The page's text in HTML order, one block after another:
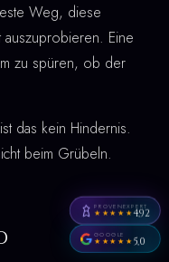
Weg, diese
Eine
zu spüren, ob der
das kein Hindernis.
beim Grübeln.
PROVENEXPERT
★★★★★4,92
GOOGLE
★★★★★5,0